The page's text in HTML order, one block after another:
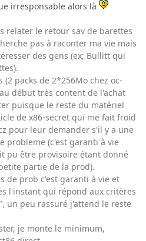
irresponsable alors là
relater le retour sav de barettes
pas à raconter ma vie mais
des gens (ex; Bullitt qui
(2 packs de 2*256Mo chez oc-
début très content de l'achat
puisque le reste du matériel
de x86-secret qui me fait froid
pour leur demander s'il y a une
probleme (c'est garanti à vie
pu être provisoire étant donné
partie de la prod).
de prob c'est garanti à vie et
l'instant qui répond aux critères
un peu rassuré j'attend le reste
je monte le minimum,